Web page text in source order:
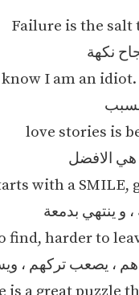
Failure is the salt
نكهة
I am an
love stories is
الافضل
with a SMILE,
، و ينتهي بدمعة
find, harder to
، يصعب تركهم ،